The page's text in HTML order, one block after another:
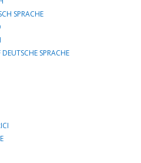
SPRACHE
SPRACHE